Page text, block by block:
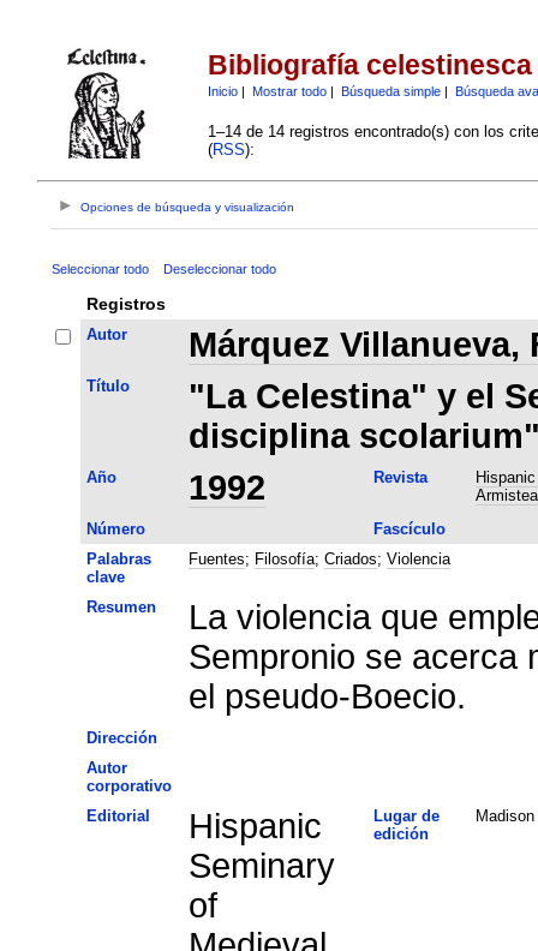
Bibliografía celestinesca
Inicio| Mostrar todo| Búsqueda simple| Búsqueda
1–14 de 14 registros encontrado(s) con los
(RSS):
Opciones de búsqueda y visualización
Seleccionar todo Deseleccionar todo
Registros
Autor Márquez Villanueva,
Título
"La Celestina" y el
disciplina
Año 1992 Revista
Número
Fascículo
Palabras
clave
Fuentes; Filosofía; Criados; Violencia
Resumen
La violencia que
Sempronio se acerca
el pseudo-Boecio.
Dirección
Autor
corporativo
Editorial
Hispanic
Seminary
of
Lugar de
edición
Madison